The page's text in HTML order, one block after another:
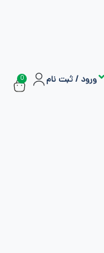
ورود / ثبت نام 0